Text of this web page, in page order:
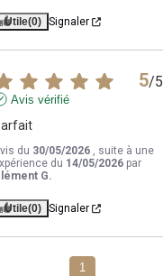
Utile(0) Signaler
5/5
Avis vérifié
du 30/05/2026 , suite à une
du 14/05/2026 par
G.
Utile(0) Signaler
1